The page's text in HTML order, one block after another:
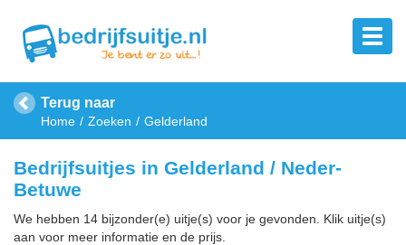
Terug naar
Home Zoeken Gelderland
Bedrijfsuitjes in Gelderland / Neder-
Betuwe
We hebben 14 bijzonder(e) uitje(s) voor je gevonden. Klik uitje(s)
aan voor meer informatie en de prijs.